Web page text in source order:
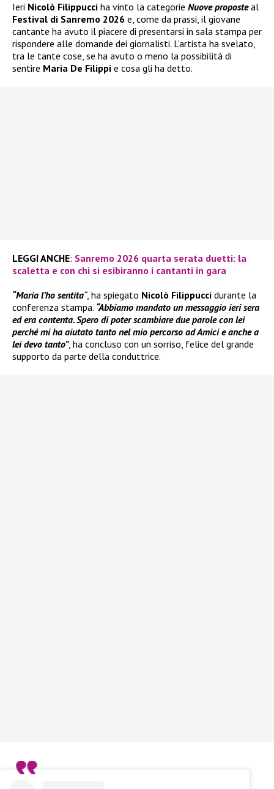
Ieri Nicolò Filippucci ha vinto la categorie Nuove proposteal
Festival di Sanremo 2026 e, come da prassi, il giovane
cantante ha avuto il piacere di presentarsi in sala stampa per
rispondere alle domande dei giornalisti. L’artista ha svelato,
tra le tante cose, se ha avuto o meno la possibilità di
sentire Maria De Filippi e cosa gli ha detto.
LEGGI ANCHE: Sanremo 2026 quarta serata duetti: la
scaletta e con chi si esibiranno i cantanti in gara
“Maria l’ho sentita“, ha spiegato Nicolò Filippucci durante la
conferenza stampa. “Abbiamo mandato un messaggio ieri sera
ed era contenta. Spero di poter scambiare due parole con lei
perché mi ha aiutato tanto nel mio percorso ad Amici e anche a
lei devo tanto”, ha concluso con un sorriso, felice del grande
supporto da parte della conduttrice.